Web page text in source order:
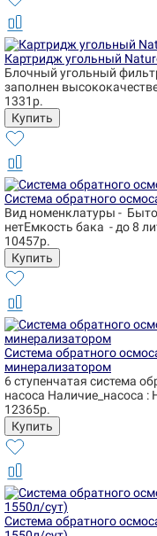
Картридж угольный
Блочный угольный
заполнен
1331р.
Система обратного
Вид номенклатуры -
нетЕмкость бака - до 8
10457р.
Система обратного
минерализатором
6 ступенчатая система
насоса Наличие_насоса :
12365р.
Система обратного